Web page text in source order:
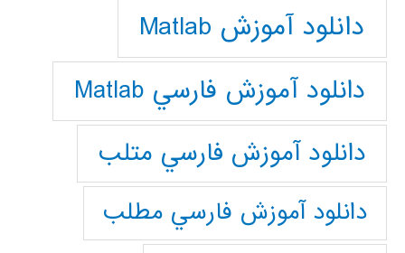
دانلود آموزش Matlab
دانلود آموزش فارسي Matlab
دانلود آموزش فارسي متلب
دانلود آموزش فارسي مطلب